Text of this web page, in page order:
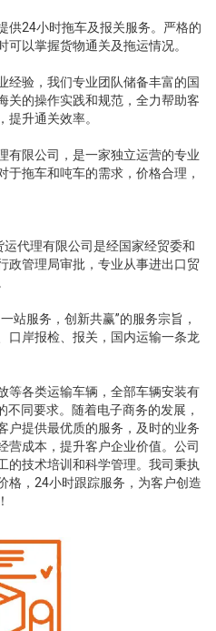
供24小时拖车及报关服务。严格的
以掌握货物通关及拖运情况。
经验，我们专业团队储备丰富的国
关的操作实践和规范，全力帮助客
提升通关效率。
有限公司，是一家独立运营的专业
拖车和吨车的需求，价格合理，
代理有限公司是经国家经贸委和
政管理局审批，专业从事进出口贸
站服务，创新共赢”的服务宗旨，
口岸报检、报关，国内运输一条龙
等各类运输车辆，全部车辆安装有
同要求。随着电子商务的发展，
户提供最优质的服务，及时的业务
营成本，提升客户企业价值。公司
的技术培训和科学管理。我司秉执
格，24小时跟踪服务，为客户创造